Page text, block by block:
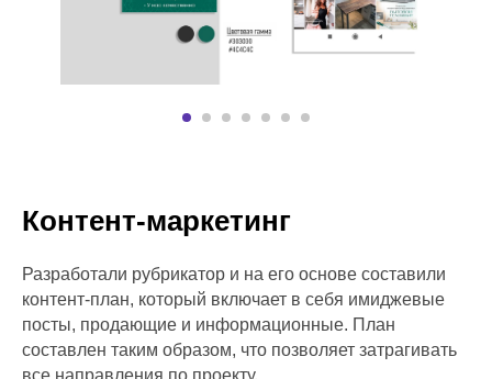
Контент-маркетинг
Разработали рубрикатор и на его основе составили
контент-план, который включает в себя имиджевые
посты, продающие и информационные. План
составлен таким образом, что позволяет затрагивать
все направления по проекту.